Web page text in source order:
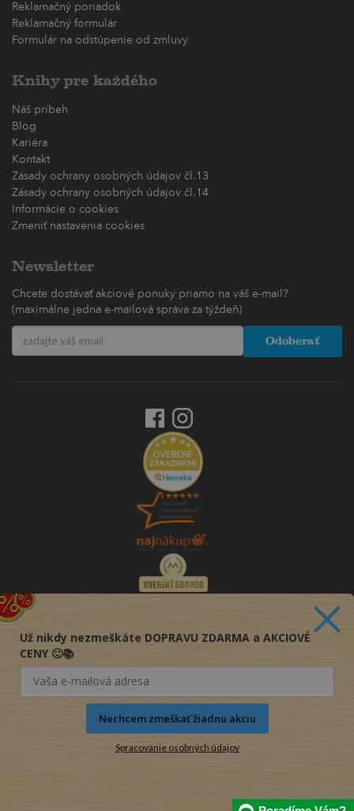
Reklamačný poriadok
Reklamačný formulár
Formulár na odstúpenie od zmluvy
Knihy pre každého
Náš príbeh
Blog
Kariéra
Kontakt
Zásady ochrany osobných údajov čl.13
Zásady ochrany osobných údajov čl.14
Informácie o cookies
Zmeniť nastavenia cookies
Newsletter
Chcete dostávať akciové ponuky priamo na váš e-mail?
(maximálne jedna e-mailová správa za týždeň)
Odoberať
Už nikdy nezmeškáte DOPRAVU ZDARMA a AKCIOVÉ
CENY 🙂📚
Nechcem zmeškať žiadnu akciu
Spracovanie osobných údajov